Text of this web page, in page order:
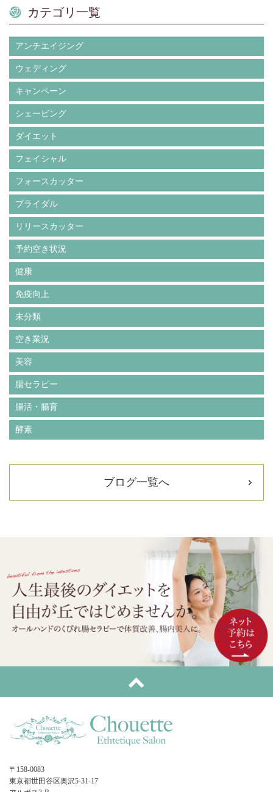
カテゴリ一覧
アンチエイジング
ウェディング
キャンペーン
シェービング
ダイエット
フェイシャル
フォースカッター
ブライダル
リリースカッター
予約空き状況
健康
免疫向上
未分類
空き業況
美容
腸セラピー
腸活・腸育
酵素
ブログ一覧へ
〒158-0083
東京都世田谷区奥沢5-31-17